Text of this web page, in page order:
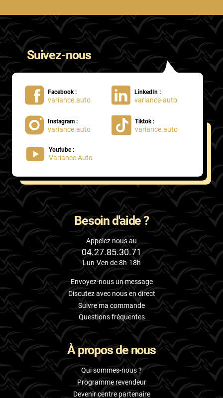
Ora
Peugeot
Plymouth
Pontiac
Porsche
Proton
Renault
Rolls
Rover
Saab
Santana
Saturn
Scania
Scion
Seat
Skoda
Smart
Ssangyong
Suivez-nous
Facebook :
variance.auto
LinkedIn :
variance-auto
Instagram :
variance.auto
Tiktok :
variance.auto
Youtube :
Variance Auto
Besoin d'aide ?
Appelez nous au
04.27.85.30.71
Lun-Ven de 8h-18h
Envoyez-nous un message
Discutez avec nous en direct
Suivre ma commande
Questions fréquentes
À propos de nous
Qui sommes-nous ?
Programme revendeur
Devenir centre partenaire